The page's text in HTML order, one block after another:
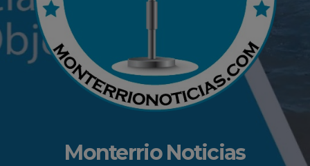
Monterrio Noticias